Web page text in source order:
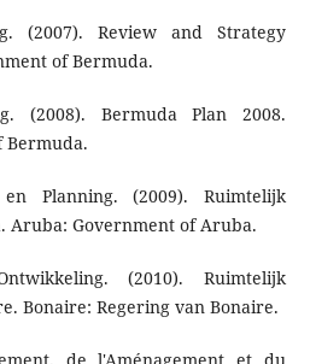
(2007). Review and Strategy
of Bermuda.
(2008). Bermuda Plan 2008.
Bermuda.
Planning. (2009). Ruimtelijk
Aruba: Government of Aruba.
(2010). Ruimtelijk
Bonaire: Regering van Bonaire.